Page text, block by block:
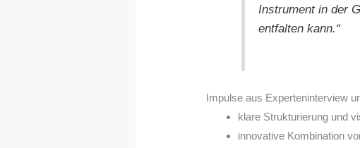
Instrument in der
entfalten kann.“
Impulse aus Experteninterview
klare Strukturierung und
innovative Kombination